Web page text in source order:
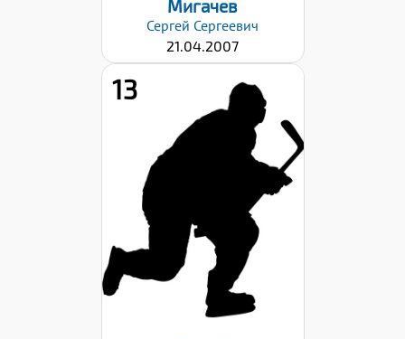
Мигачев
Сергей Сергеевич
21.04.2007
13
Рост:
Левый
Дата заявки:
02.10.2023